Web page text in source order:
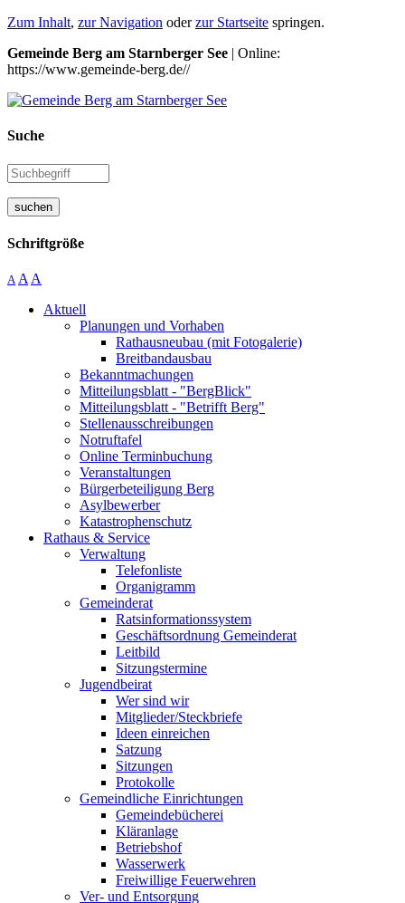
Zum Inhalt, zur Navigation oderzur Startseite springen.
Gemeinde Berg am Starnberger See | Online:
https://www.gemeinde-berg.de//
Suche
suchen
Schriftgröße
A A A
Aktuell
Planungen und Vorhaben
Rathausneubau (mit Fotogalerie)
Breitbandausbau
Bekanntmachungen
Mitteilungsblatt - "BergBlick"
Mitteilungsblatt - "Betrifft Berg"
Stellenausschreibungen
Notruftafel
Online Terminbuchung
Veranstaltungen
Bürgerbeteiligung Berg
Asylbewerber
Katastrophenschutz
Rathaus & Service
Verwaltung
Telefonliste
Organigramm
Gemeinderat
Ratsinformationssystem
Geschäftsordnung Gemeinderat
Leitbild
Sitzungstermine
Jugendbeirat
Wer sind wir
Mitglieder/Steckbriefe
Ideen einreichen
Satzung
Sitzungen
Protokolle
Gemeindliche Einrichtungen
Gemeindebücherei
Kläranlage
Betriebshof
Wasserwerk
Freiwillige Feuerwehren
Ver- und Entsorgung